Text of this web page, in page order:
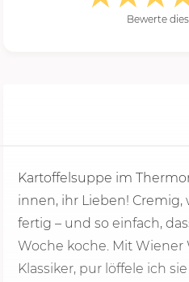
Bewerte
Kartoffelsuppe im
innen, ihr Lieben! Cremig,
fertig – und so einfach,
Woche koche. Mit
Klassiker, pur löffele ich